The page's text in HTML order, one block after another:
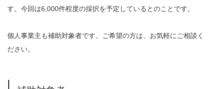
す。今回は6,000件程度の採択を予定しているとのことです。
個人事業主も補助対象者です。ご希望の方は、お気軽にご相談く
ださい。